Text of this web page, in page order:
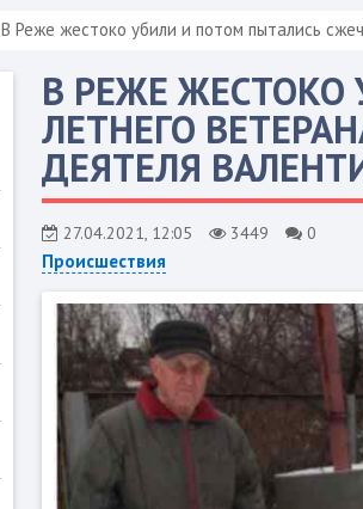
В Реже жестоко убили и потом пытались
В РЕЖЕ ЖЕСТОКО
ЛЕТНЕГО
ДЕЯТЕЛЯ
27.04.2021, 12:05 3449 0
Происшествия